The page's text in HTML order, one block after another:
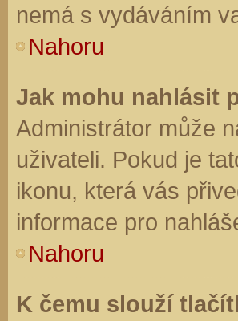
nemá s vydáváním
Nahoru
Jak mohu nahlásit
Administrátor může
uživateli. Pokud je
ikonu, která vás
informace pro
Nahoru
K čemu slouží